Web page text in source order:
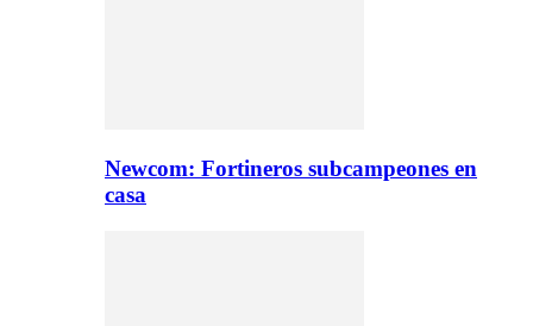
Newcom: Fortineros subcampeones en
casa